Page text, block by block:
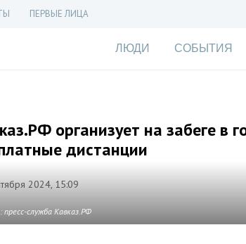
ПЕРВЫЕ ЛИЦА
ЛЮДИ СОБЫТИЯ
организует на забеге в
дистанции
2024, 15:09
служба Кавказ.РФ